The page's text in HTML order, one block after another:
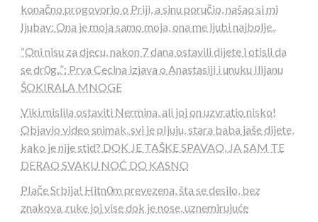
konačno progovorio o Priji, a sinu poručio, našao si mi
Ijubav: Ona je moja samo moja, ona me ljubi najbolje..
“Oni nisu za djecu, nakon 7 dana ostavili dijete i otisli da
se dr0g..”: Prva Cecina izjava o Anastasiji i unuku Ilijanu
ŠOKIRALA MNOGE
Viki mislila ostaviti Nermina, ali joj on uzvratio nisko!
Objavio video snimak, svi je pIjuju, stara baba jaše dijete,
kako je nije stid? DOK JE TAŠKE SPAVAO, JA SAM TE
DERAO SVAKU NOĆ DO KASNO
PIače Srbija! Hitn0m prevezena, šta se desilo, bez
znakova ,ruke joj vise dok je nose, uznemirujuće